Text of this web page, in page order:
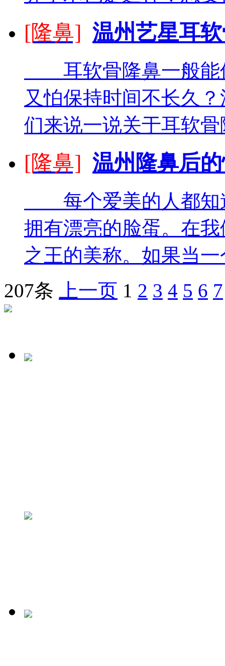
[隆鼻] 温州艺星耳
耳软骨隆鼻一般能
又怕保持时间不长久
们来说一说关于耳软
[隆鼻] 温州隆鼻后
每个爱美的人都知
拥有漂亮的脸蛋。在
之王的美称。如果当
207条
上一页 1 2 3 4 5 6 7